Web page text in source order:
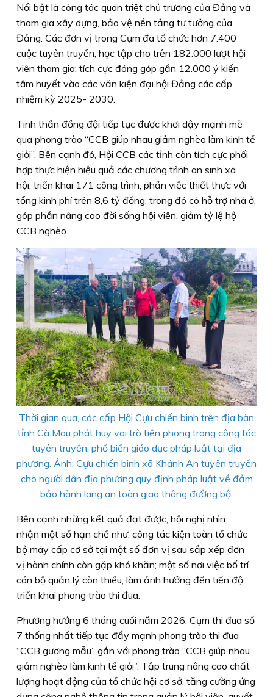
​Nổi bật là công tác quán triệt chủ trương của Đảng và
tham gia xây dựng, bảo vệ nền tảng tư tưởng của
Đảng. Các đơn vị trong Cụm đã tổ chức hơn 7.400
cuộc tuyên truyền, học tập cho trên 182.000 lượt hội
viên tham gia; tích cực đóng góp gần 12.000 ý kiến
tâm huyết vào các văn kiện đại hội Đảng các cấp
nhiệm kỳ 2025- 2030.
Tinh thần đồng đội tiếp tục được khơi dậy mạnh mẽ
qua phong trào “CCB giúp nhau giảm nghèo làm kinh tế
giỏi”. Bên cạnh đó, Hội CCB các tỉnh còn tích cực phối
hợp thực hiện hiệu quả các chương trình an sinh xã
hội, triển khai 171 công trình, phần việc thiết thực với
tổng kinh phí trên 8,6 tỷ đồng, trong đó có hỗ trợ nhà ở,
góp phần nâng cao đời sống hội viên, giảm tỷ lệ hộ
CCB nghèo.
Thời gian qua, các cấp Hội Cựu chiến binh trên địa bàn
tỉnh Cà Mau phát huy vai trò tiên phong trong công tác
tuyên truyền, phổ biến giáo dục pháp luật tại địa
phương. Ảnh: Cựu chiến binh xã Khánh An tuyên truyền
cho người dân địa phương quy định pháp luật về đảm
bảo hành lang an toàn giao thông đường bộ.
​Bên cạnh những kết quả đạt được, hội nghị nhìn
nhận một số hạn chế như: công tác kiện toàn tổ chức
bộ máy cấp cơ sở tại một số đơn vị sau sắp xếp đơn
vị hành chính còn gặp khó khăn; một số nơi việc bố trí
cán bộ quản lý còn thiếu, làm ảnh hưởng đến tiến độ
triển khai phong trào thi đua.
​Phương hướng 6 tháng cuối năm 2026, Cụm thi đua số
7 thống nhất tiếp tục đẩy mạnh phong trào thi đua
“CCB gương mẫu” gắn với phong trào “CCB giúp nhau
giảm nghèo làm kinh tế giỏi”. Tập trung nâng cao chất
lượng hoạt động của tổ chức hội cơ sở, tăng cường ứng